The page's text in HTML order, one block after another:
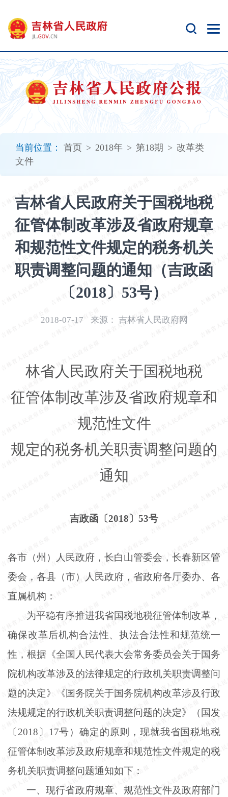
当前位置： 首页 > 2018年 > 第18期 > 改革类
文件
吉林省人民政府关于国税地税
征管体制改革涉及省政府规章
和规范性文件规定的税务机关
职责调整问题的通知（吉政函
〔2018〕53号）
2018-07-17 来源： 吉林省人民政府网
林省人民政府关于国税地税
征管体制改革涉及省政府规章和
规范性文件
规定的税务机关职责调整问题的
通知
吉政函〔2018〕53号
各市（州）人民政府，长白山管委会，长春新区管
委会，各县（市）人民政府，省政府各厅委办、各
直属机构：
为平稳有序推进我省国税地税征管体制改革，
确保改革后机构合法性、执法合法性和规范统一
性，根据《全国人民代表大会常务委员会关于国务
院机构改革涉及的法律规定的行政机关职责调整问
题的决定》《国务院关于国务院机构改革涉及行政
法规规定的行政机关职责调整问题的决定》（国发
〔2018〕17号）确定的原则，现就我省国税地税
征管体制改革涉及政府规章和规范性文件规定的税
务机关职责调整问题通知如下：
一、现行省政府规章、规范性文件及政府部门
开
无
障
碍
说
明
加